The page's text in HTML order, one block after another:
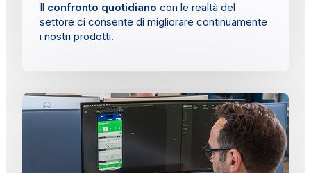
Il confronto quotidiano con le realtà del
settore ci consente di migliorare continuamente
i nostri prodotti.